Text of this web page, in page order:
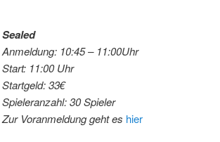
Sealed
Anmeldung: 10:45 – 11:00Uhr
Start: 11:00 Uhr
Startgeld: 33€
Spieleranzahl: 30 Spieler
Zur Voranmeldung geht es hier